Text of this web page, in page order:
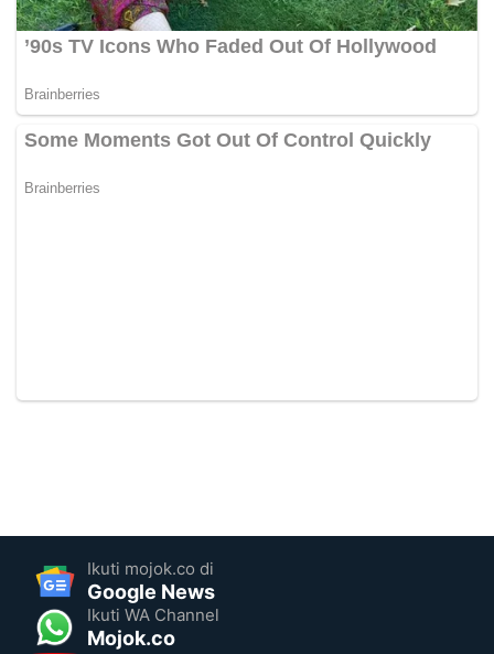
Ikuti mojok.co di
Google News
Ikuti WA Channel
Mojok.co